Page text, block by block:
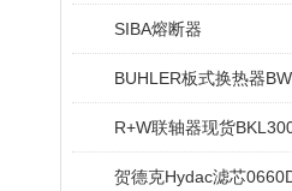
SIBA熔断器